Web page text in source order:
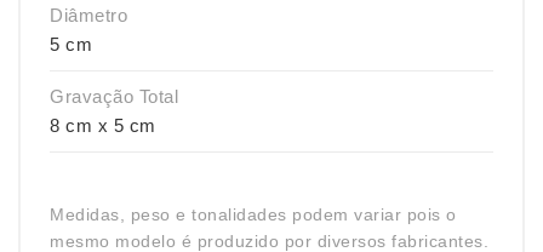
Diâmetro
5 cm
Gravação Total
8 cm x 5 cm
Medidas, peso e tonalidades podem variar pois o
mesmo modelo é produzido por diversos fabricantes.